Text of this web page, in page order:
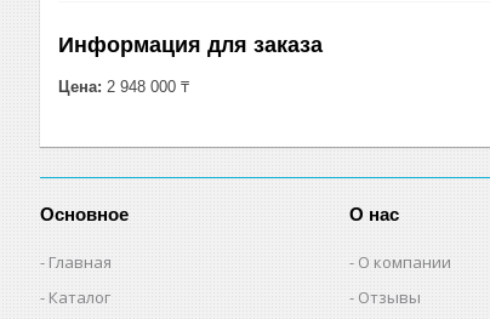
Информация для заказа
Цена: 2 948 000 ₸
Основное
Главная
Каталог
О нас
О компании
Отзывы